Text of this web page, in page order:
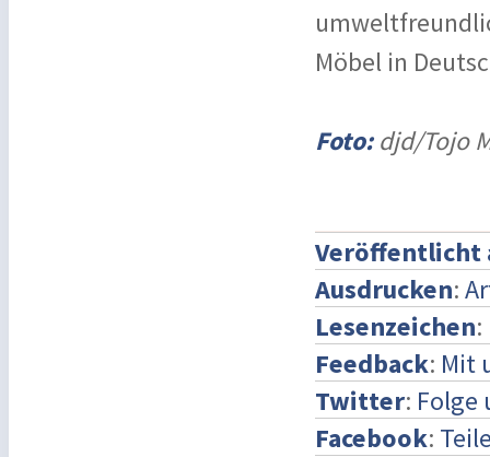
Möbel in
Foto:djd/Tojo
Veröffentlicht
Ausdrucken:
Lesenzeichen:
Feedback: Mit
Twitter: Folge
Facebook: